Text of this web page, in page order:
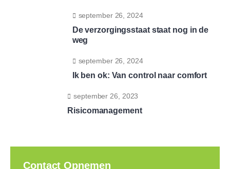
september 26, 2024
De verzorgingsstaat staat nog in de
weg
september 26, 2024
Ik ben ok: Van control naar comfort
september 26, 2023
Risicomanagement
Contact Opnemen